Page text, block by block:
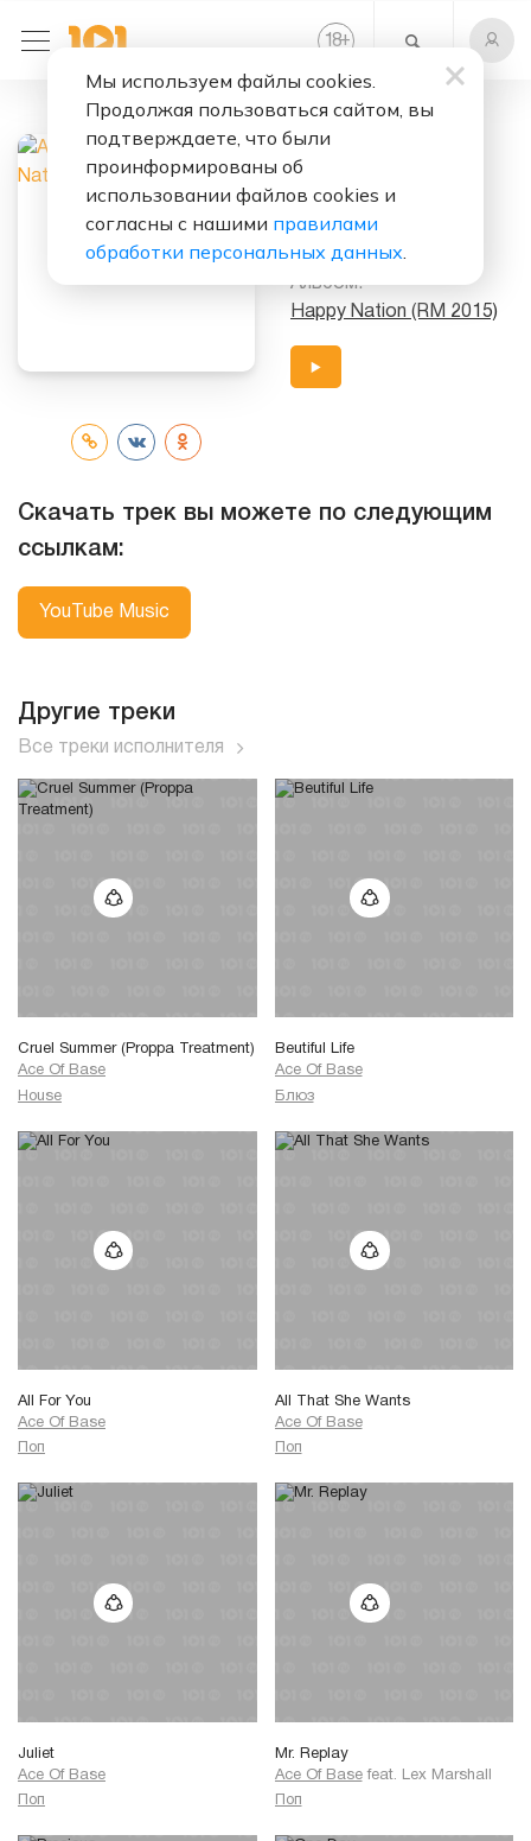
18+
Happy Nation
Альбом:
Happy Nation (RM 2015)
Скачать трек вы можете по следующим
ссылкам:
YouTube Music
Другие треки
Все треки исполнителя
Cruel Summer (Proppa Treatment)
Ace Of Base
House
Beutiful Life
Ace Of Base
Блюз
All For You
Ace Of Base
Поп
All That She Wants
Ace Of Base
Поп
Juliet
Ace Of Base
Поп
Mr. Replay
Ace Of Base feat. Lex Marshall
Поп
Мы используем файлы cookies.
Продолжая пользоваться сайтом, вы
подтверждаете, что были
проинформированы об
использовании файлов cookies и
согласны с нашими правилами
обработки персональных данных.